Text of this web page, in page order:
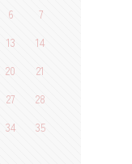
6
7
13
14
20
21
27
28
34
35